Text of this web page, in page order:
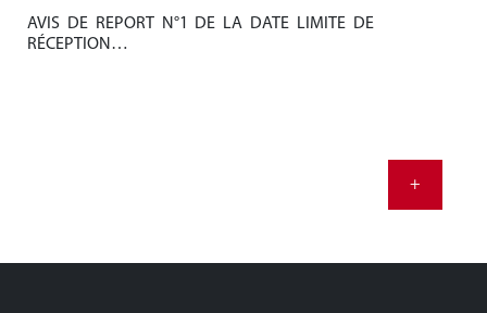
AVIS DE REPORT N°1 DE LA DATE LIMITE DE
RÉCEPTION…
+